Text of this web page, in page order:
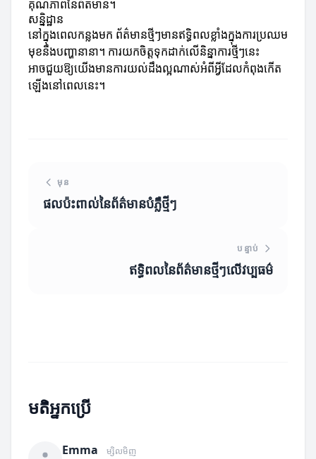
គុណភាពនៃព័ត៌មាន។
សន្និដ្ឋាន
នៅក្នុងពេលកន្លងមក ព័ត៌មានថ្មីៗមានឥទ្ធិពលខ្លាំងក្នុងការប្រឈម
មុខនឹងបញ្ហានានា។ ការយកចិត្តទុកដាក់លើនិន្នាការថ្មីៗនេះ
អាចជួយឱ្យយើងមានការយល់ដឹងល្អណាស់អំពីអ្វីដែលកំពុងកើត
ឡើងនៅពេលនេះ។
មុន
ផលប៉ះពាល់នៃព័ត៌មានបំភ្លឺថ្មីៗ
បន្ទាប់
ឥទ្ធិពលនៃព័ត៌មានថ្មីៗលើវប្បធម៌
មតិអ្នកប្រើ
Emma ម្សិលមិញ